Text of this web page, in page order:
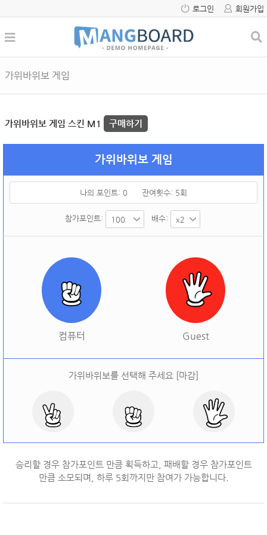
로그인 회원가입
가위바위보 게임
가위바위보 게임 스킨 M1 구매하기
가위바위보 게임
나의 포인트: 0 잔여횟수: 5회
참가포인트: 배수:
컴퓨터 Guest
가위바위보를 선택해 주세요 [마감]
오늘 승률: 오늘 결과: ]
승리할 경우 참가포인트 만큼 획득하고, 패배할 경우 참가포인트
만큼 소모되며, 하루 5회까지만 참여가 가능합니다.